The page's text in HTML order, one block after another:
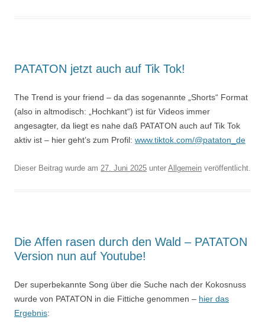
PATATON jetzt auch auf Tik Tok!
The Trend is your friend – da das sogenannte „Shorts“ Format
(also in altmodisch: „Hochkant“) ist für Videos immer
angesagter, da liegt es nahe daß PATATON auch auf Tik Tok
aktiv ist – hier geht’s zum Profil: www.tiktok.com/@pataton_de
Dieser Beitrag wurde am 27. Juni 2025 unter Allgemein veröffentlicht.
Die Affen rasen durch den Wald – PATATON
Version nun auf Youtube!
Der superbekannte Song über die Suche nach der Kokosnuss
wurde von PATATON in die Fittiche genommen – hier das
Ergebnis: